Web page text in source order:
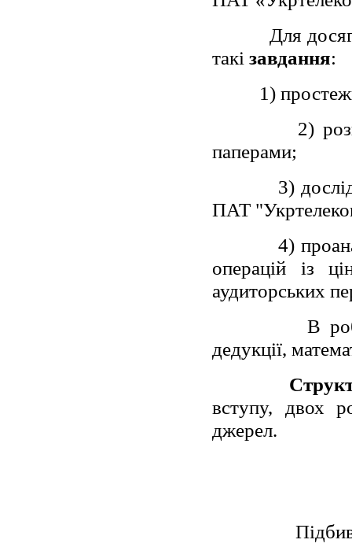
Для
такі завдання:
1)
2)
паперами;
3)
ПАТ
4)
операцій із
аудиторських
В
дедукції,
вступу, двох
джерел.